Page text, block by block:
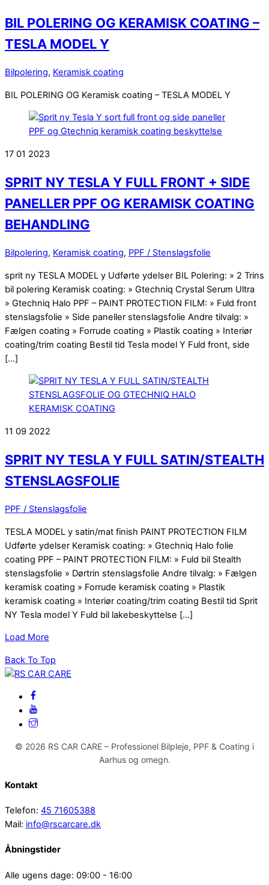
BIL POLERING OG KERAMISK COATING –
TESLA MODEL Y
Bilpolering, Keramisk coating
BIL POLERING OG Keramisk coating – TESLA MODEL Y
17 01 2023
SPRIT NY TESLA Y FULL FRONT + SIDE
PANELLER PPF OG KERAMISK COATING
BEHANDLING
Bilpolering, Keramisk coating, PPF / Stenslagsfolie
sprit ny TESLA MODEL y Udførte ydelser BIL Polering: » 2 Trins
bil polering Keramisk coating: » Gtechniq Crystal Serum Ultra
» Gtechniq Halo PPF – PAINT PROTECTION FILM: » Fuld front
stenslagsfolie » Side paneller stenslagsfolie Andre tilvalg: »
Fælgen coating » Forrude coating » Plastik coating » Interiør
coating/trim coating Bestil tid Tesla model Y Fuld front, side
[…]
11 09 2022
SPRIT NY TESLA Y FULL SATIN/STEALTH
STENSLAGSFOLIE
PPF / Stenslagsfolie
TESLA MODEL y satin/mat finish PAINT PROTECTION FILM
Udførte ydelser Keramisk coating: » Gtechniq Halo folie
coating PPF – PAINT PROTECTION FILM: » Fuld bil Stealth
stenslagsfolie » Dørtrin stenslagsfolie Andre tilvalg: » Fælgen
keramisk coating » Forrude keramisk coating » Plastik
keramisk coating » Interiør coating/trim coating Bestil tid Sprit
NY Tesla model Y Fuld bil lakebeskyttelse […]
Load More
Back To Top
© 2026 RS CAR CARE – Professionel Bilpleje, PPF & Coating i
Aarhus og omegn.
Kontakt
Telefon: 45 71605388
Mail: info@rscarcare.dk
Åbningstider
Alle ugens dage: 09:00 - 16:00